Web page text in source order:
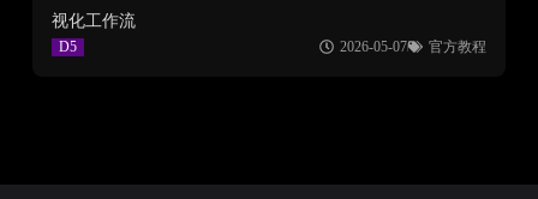
视化工作流
D5 2026-05-07 官方教程